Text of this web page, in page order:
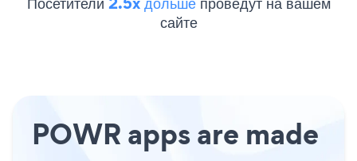
сайте
POWR apps are made